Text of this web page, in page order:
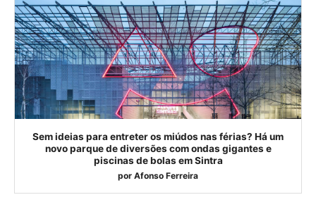
Sem ideias para entreter os miúdos nas férias? Há um
novo parque de diversões com ondas gigantes e
piscinas de bolas em Sintra
por Afonso Ferreira